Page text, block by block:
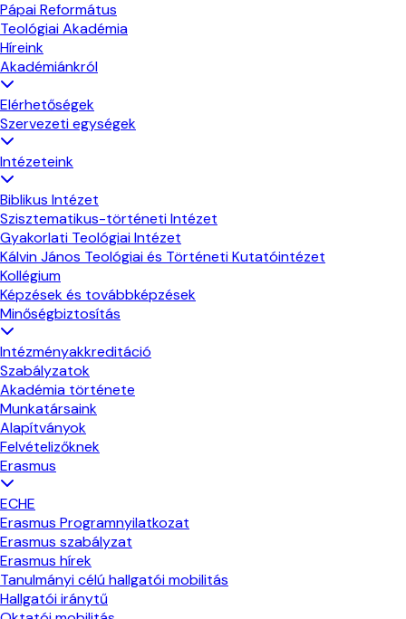
Pápai Református
Teológiai Akadémia
Híreink
Akadémiánkról
Elérhetőségek
Szervezeti egységek
Intézeteink
Biblikus Intézet
Szisztematikus-történeti Intézet
Gyakorlati Teológiai Intézet
Kálvin János Teológiai és Történeti Kutatóintézet
Kollégium
Képzések és továbbképzések
Minőségbiztosítás
Intézményakkreditáció
Szabályzatok
Akadémia története
Munkatársaink
Alapítványok
Felvételizőknek
Erasmus
ECHE
Erasmus Programnyilatkozat
Erasmus szabályzat
Erasmus hírek
Tanulmányi célú hallgatói mobilitás
Hallgatói iránytű